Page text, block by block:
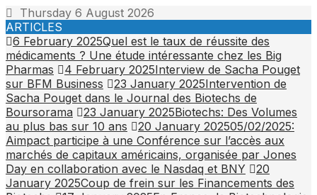
Skip
to
content
Thursday 6 August 2026
ARTICLES
6 February 2025Quel est le taux de réussite des
médicaments ? Une étude intéressante chez les Big
Pharmas
4 February 2025Interview de Sacha Pouget
sur BFM Business
23 January 2025Intervention de
Sacha Pouget dans le Journal des Biotechs de
Boursorama
23 January 2025Biotechs: Des Volumes
au plus bas sur 10 ans
20 January 202505/02/2025:
Aimpact participe à une Conférence sur l’accès aux
marchés de capitaux américains, organisée par Jones
Day en collaboration avec le Nasdaq et BNY
20
January 2025Coup de frein sur les Financements des